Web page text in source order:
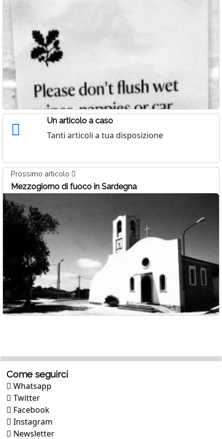
Un articolo a caso
Tanti articoli a tua disposizione
Prossimo articolo
Mezzogiorno di fuoco in Sardegna
Come seguirci
Whatsapp
Twitter
Facebook
Instagram
Newsletter